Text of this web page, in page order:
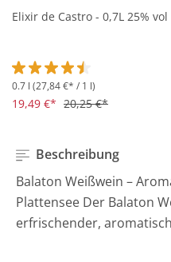
Elixir de Castro - 0,7L 25% vol
Durchschnittliche Bewertung
0.7 l (27,84 €* / 1 l)
19,49 €* 20,25 €*
Beschreibung
Balaton Weißwein –
Plattensee Der Balaton
erfrischender,